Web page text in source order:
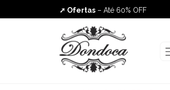
➚ Ofertas – Até 60% OFF
Envio Rápido